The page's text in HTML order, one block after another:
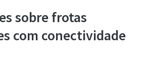
sobre frotas
com conectividade